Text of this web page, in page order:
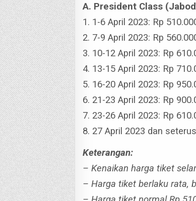
A. President Class
1. 1-6 April 2023: Rp
2. 7-9 April 2023: Rp
3. 10-12 April 2023: Rp
4. 13-15 April 2023: Rp
5. 16-20 April 2023: Rp
6. 21-23 April 2023: Rp
7. 23-26 April 2023: Rp
8. 27 April 2023 dan
Keterangan:
– Kenaikan harga tiket
– Harga tiket berlaku rata,